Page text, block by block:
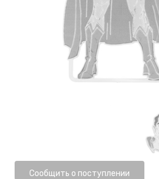
Нет в наличии
Сообщить о поступлении